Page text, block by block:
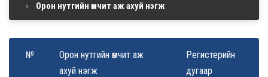
Орон нутгийн өмчит аж ахуй нэгж
№
Орон нутгийн өмчит аж
ахуй нэгж
Регистерийн
дугаар